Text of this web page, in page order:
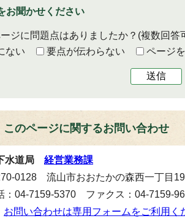
お聞かせください
ジに問題点はありましたか？ (複数回答
ない
要点が伝わらない ページ
送信
このページに関するお問い合わせ
水道局 経営業務課
0128 流山市おおたかの森西一丁目
：04-7159-5370 ファクス：04-7159-
お問い合わせは専用フォームをご利用く